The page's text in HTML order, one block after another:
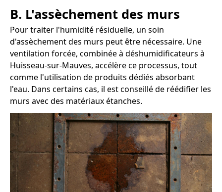
B. L'assèchement des murs
Pour traiter l'humidité résiduelle, un soin
d'assèchement des murs peut être nécessaire. Une
ventilation forcée, combinée à déshumidificateurs à
Huisseau-sur-Mauves, accélère ce processus, tout
comme l'utilisation de produits dédiés absorbant
l'eau. Dans certains cas, il est conseillé de réédifier les
murs avec des matériaux étanches.